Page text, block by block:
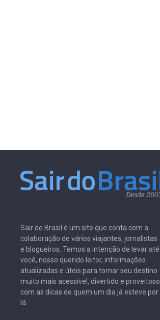
Sair do Brasil é um site que conta com a
colaboração de vários viajantes, jornalistas
e blogueiros. Temos a intenção de levar até
você, nosso querido leitor, informações
atualizadas e úteis para tornar seu destino
muito mais acessível, divertido e proveitoso
com as dicas de quem um dia já esteve por
lá.